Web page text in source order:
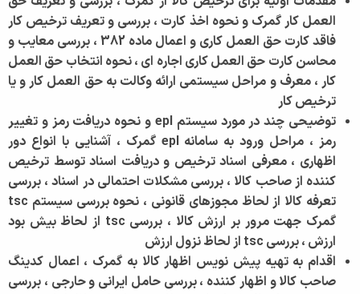
العمل کار گمرک و نحوه اخذ کارت ، بررسی و تعریف ترخیص کار
فاقد کارت حق العمل کاری و اعمال ماده 382 ، بررسی معایب و
محاسن کارت حق العمل کاری اجاره ای ، نحوه انتخاب حق العمل
کار ، معرف و مراحل سیستمی ارائه وکالت به حق العمل کار و یا
ترخیص کار
توضیحی چند در مورد سیستم epl و نحوه دریافت رمز و تغییر
رمز ، مراحل ورود به سامانه epl گمرک ، آشنایی با انواع دور
اظهاری ، معرفی اسناد ترخیص و دریافت اسناد توسط ترخیص
کننده از صاحب کالا ، بررسی مشکلات احتمالی در اسناد ، بررسی
تعرفه کالا از لحاظ مجوزهای قانونی ، نحوه بررسی سیستم tsc
گمرک جهت مرور بر ارزش کالا ، بررسی tsc از لحاظ بیش بود
ارزش ، بررسی tsc از لحاظ نزول ارزش
اقدام به تهیه پیش نویس اظهار کالا به گمرک ، اعمال کدینگ
صاحب کالا و اظهار کننده ، بررسی حامل ایرانی و حارجی ، بررسی